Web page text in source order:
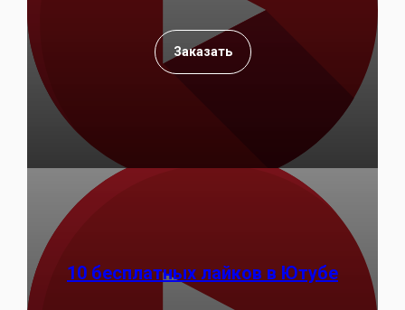
Заказать
10 бесплатных лайков в Ютубе